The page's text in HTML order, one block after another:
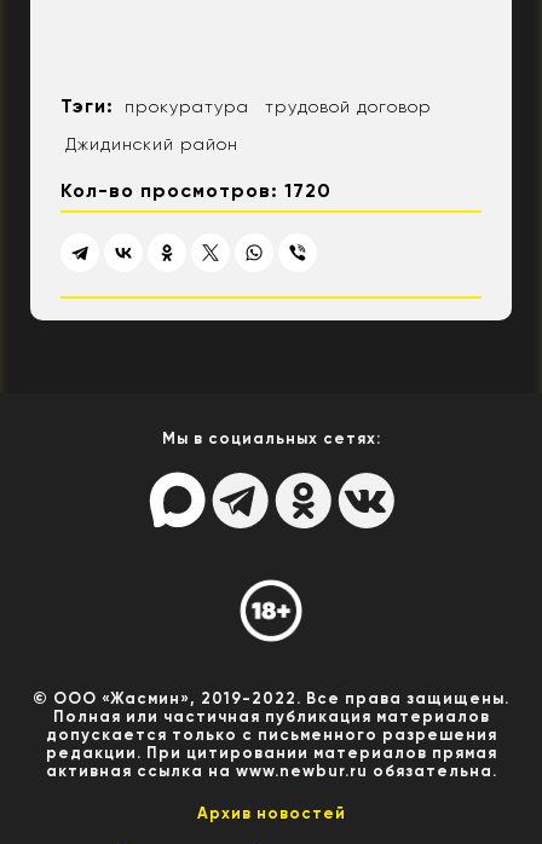
Тэги: прокуратура
трудовой договор
Джидинский район
Кол-во просмотров: 1720
Мы в социальных сетях:
© ООО «Жасмин», 2019-2022. Все права защищены.
Полная или частичная публикация материалов
допускается только с письменного разрешения
редакции. При цитировании материалов прямая
активная ссылка на www.newbur.ru обязательна.
Архив новостей